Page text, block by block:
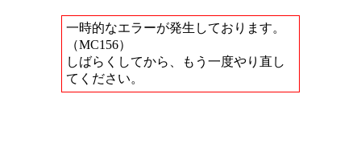
一時的なエラーが発生しております。
（MC156）
しばらくしてから、もう一度やり直し
てください。